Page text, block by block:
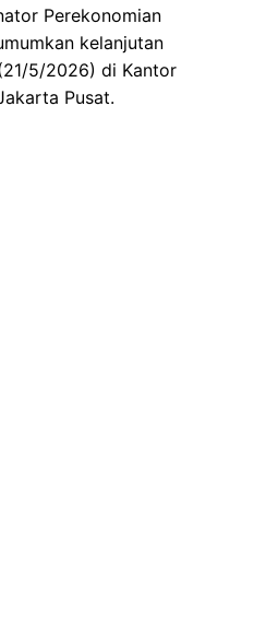
Perekonomian
kelanjutan
5/2026) di Kantor
Pusat.